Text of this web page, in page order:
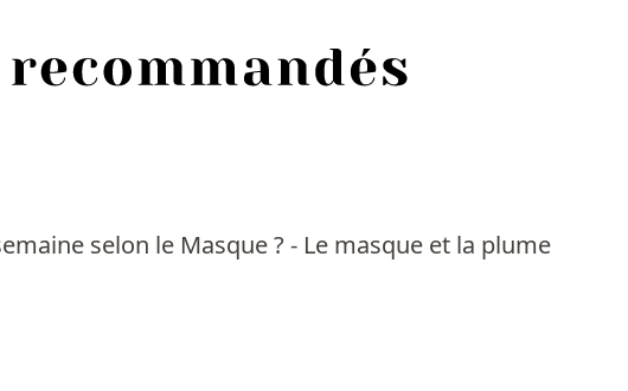
selon le Masque ? - Le masque et la plume